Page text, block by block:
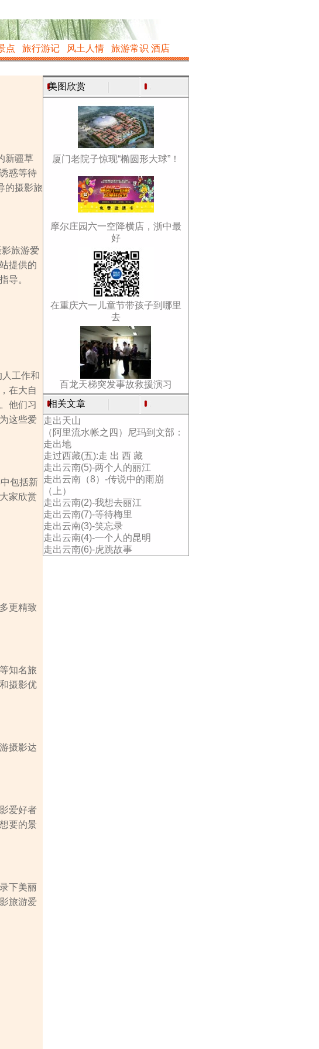
点 旅行游记 风土人情 旅游常识 酒店
美图欣赏
厦门老院子惊现“椭圆形大球”！
摩尔庄园六一空降横店，浙中最
好
在重庆六一儿童节带孩子到哪里
去
百龙天梯突发事故救援演习
相关文章
走出天山
（阿里流水帐之四）尼玛到文部：
走出地
走过西藏(五):走 出 西 藏
走出云南(5)-两个人的丽江
走出云南（8）-传说中的雨崩
（上）
走出云南(2)-我想去丽江
走出云南(7)-等待梅里
走出云南(3)-笑忘录
走出云南(4)-一个人的昆明
走出云南(6)-虎跳故事
新疆草
惑等待
的摄影旅
旅游爱
提供的
导。
工作和
在大自
他们习
这些爱
包括新
家欣赏
更精致
知名旅
摄影优
摄影达
爱好者
要的景
下美丽
旅游爱